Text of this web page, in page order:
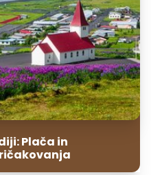
Plača in